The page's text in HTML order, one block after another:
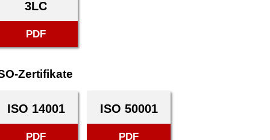
3LC
PDF
Zertifikate
ISO 14001
PDF
ISO 50001
PDF